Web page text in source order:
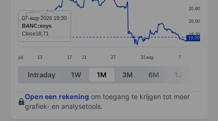
Line chart with 299 data points.
The chart has 1 X axis displaying categories.
The chart has 1 Y axis displaying values. Data ranges
jul. 13 17 21 27 31 aug. 7
19,20
20,00
20,80
19,00
07-aug-2026 19:30
BANC:xnys
Close18,71
End of interactive chart.
Intraday 1W 1M 3M 6M 1J
Open een rekening om toegang te krijgen tot meer
grafiek- en analysetools.